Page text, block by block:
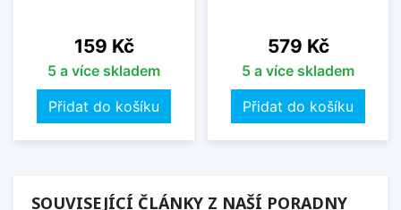
Cena
159 Kč
5 a více skladem
Přidat do košíku
Cena
579 Kč
5 a více skladem
Přidat do košíku
SOUVISEJÍCÍ ČLÁNKY Z NAŠÍ PORADNY